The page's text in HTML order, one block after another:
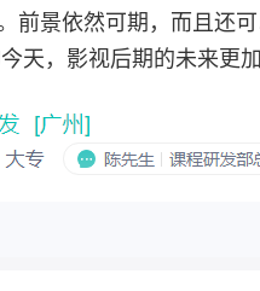
前景依然可期，而且还可
天，影视后期的未来更加